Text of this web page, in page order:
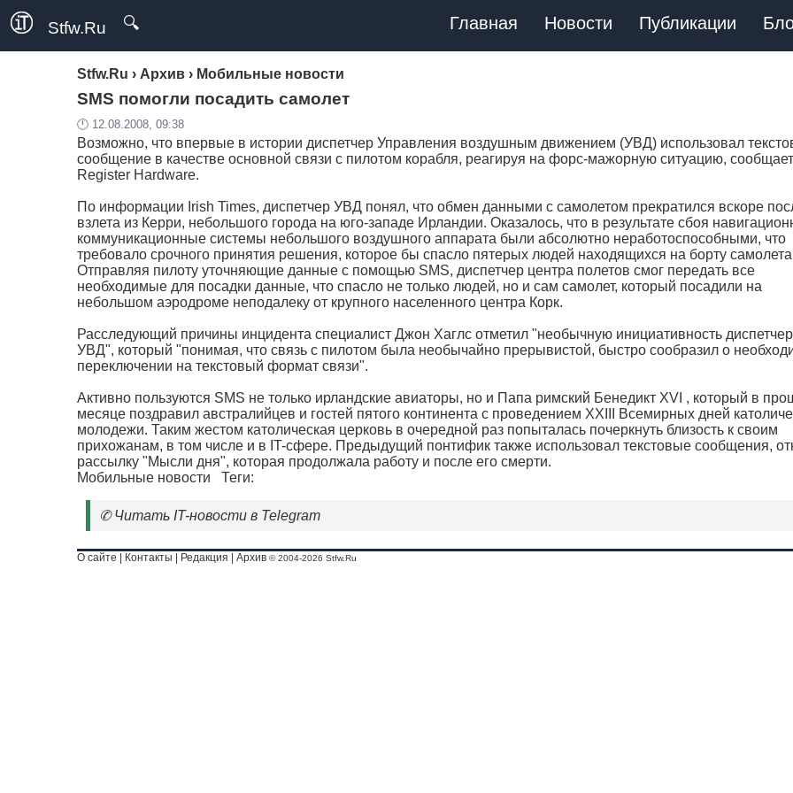
Stfw.Ru 🔍 Главная Новости Публикации
Stfw.Ru › Архив › Мобильные новости
SMS помогли посадить самолет
🕛 12.08.2008, 09:38
Возможно, что впервые в истории диспетчер Управления воздушным движением (УВД) использовал
сообщение в качестве основной связи с пилотом корабля, реагируя на форс-мажорную ситуацию, сообщает
Register Hardware.
По информации Irish Times, диспетчер УВД понял, что обмен данными с самолетом прекратился вскоре
взлета из Керри, небольшого города на юго-западе Ирландии. Оказалось, что в результате сбоя
коммуникационные системы небольшого воздушного аппарата были абсолютно неработоспособными, что
требовало срочного принятия решения, которое бы спасло пятерых людей находящихся на борту
Отправляя пилоту уточняющие данные с помощью SMS, диспетчер центра полетов смог передать все
необходимые для посадки данные, что спасло не только людей, но и сам самолет, который посадили на
небольшом аэродроме неподалеку от крупного населенного центра Корк.
Расследующий причины инцидента специалист Джон Хаглс отметил "необычную инициативность
УВД", который "понимая, что связь с пилотом была необычайно прерывистой, быстро сообразил о
переключении на текстовый формат связи".
Активно пользуются SMS не только ирландские авиаторы, но и Папа римский Бенедикт XVI , который в
месяце поздравил австралийцев и гостей пятого континента с проведением XXIII Всемирных дней
молодежи. Таким жестом католическая церковь в очередной раз попыталась почеркнуть близость к своим
прихожанам, в том числе и в IT-сфере. Предыдущий понтифик также использовал текстовые сообщения,
рассылку "Мысли дня", которая продолжала работу и после его смерти.
Мобильные новости Теги:
✆Читать IT-новости в Telegram
О сайте Контакты Редакция Архив © 2004-2026 Stfw.Ru